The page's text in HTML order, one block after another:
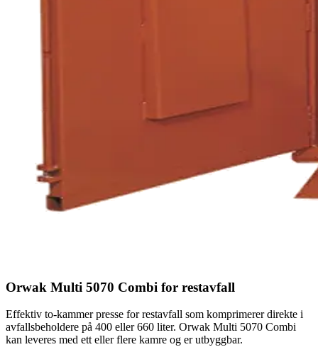
Orwak Multi 5070 Combi for restavfall
Effektiv to-kammer presse for restavfall som komprimerer direkte i
avfallsbeholdere på 400 eller 660 liter. Orwak Multi 5070 Combi
kan leveres med ett eller flere kamre og er utbyggbar.